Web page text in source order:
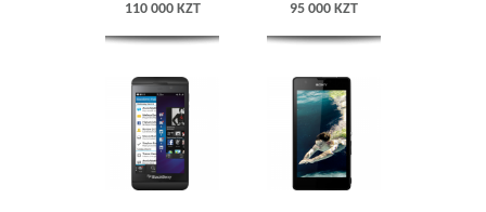
110 000 KZT 95 000 KZT